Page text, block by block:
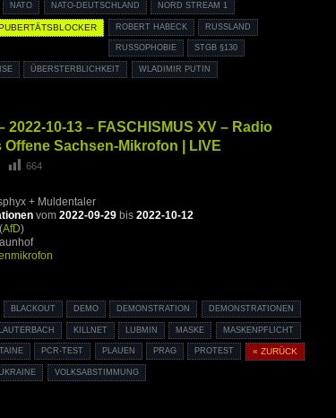
NATO NATO-DEUTSCHLAND NORD STREAM 1
ROBERT HABECK RUSSLAND
RUSSOPHOBIE STGB §130
ÜBERSTERBLICHKEIT WLADIMIR PUTIN
2022-10-13 – FASCHISMUS XV – Radio
Sachsen-Mikrofon | LIVE
664
+ Muldentaler
vom 2022-09-29bis 2022-10-12
AfD)
BLACKOUT DEMO DEMONSTRATION DEMONSTRATIONEN
KILLNET LUBMIN MASKE MASKENPFLICHT
PCR-TEST PLAUEN PRAG PROTEST « ZURÜCK
VOLKSABSTIMMUNG